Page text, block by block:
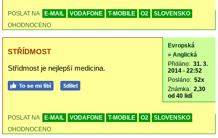
POSLAT NA E-MAIL VODAFONE T-MOBILE O2
SLOVENSKO
OHODNOCENO
STŘÍDMOST
Střídmost je nejlepší medicina.
Evropská
» Anglická
Přidáno: 31. 3.
2014 - 22:52
Posláno: 52x
Známka: 2,30
od 40 lidí
POSLAT NA E-MAIL VODAFONE T-MOBILE O2
SLOVENSKO
OHODNOCENO